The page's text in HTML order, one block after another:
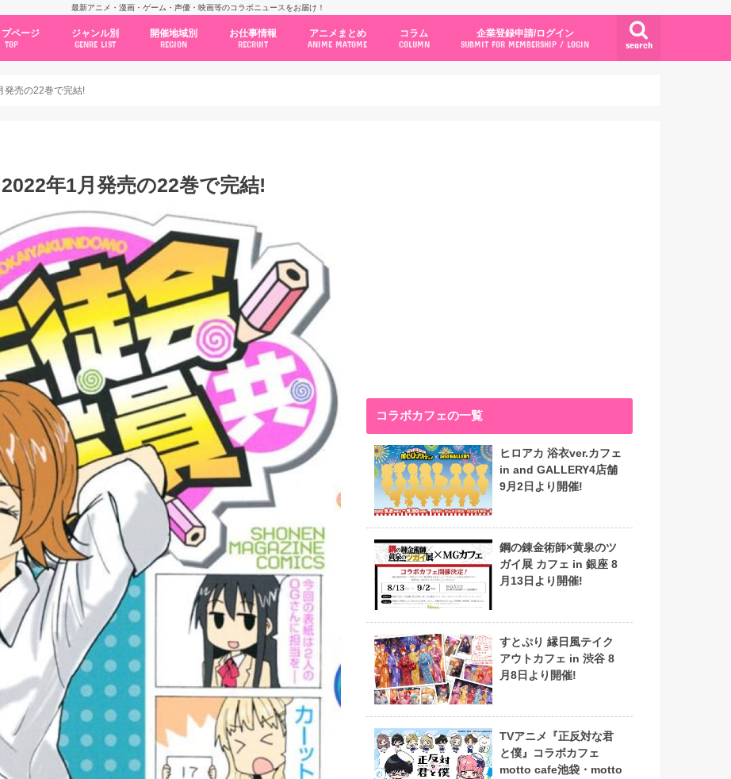
最新アニメ・漫画・ゲーム・声優・映画等のコラボニュースをお届け！
search
プページ
TOP
ジャンル別
GENRE LIST
開催地域別
REGION
お仕事情報
RECRUIT
アニメまとめ
ANIME MATOME
コラム
COLUMN
企業登録申請/ログイン
SUBMIT FOR MEMBERSHIP / LOGIN
発売の22巻で完結!
年1月発売の22巻で完結!
コラボカフェの一覧
ヒロアカ 浴衣ver.カフェ
in and GALLERY4店舗
9月2日より開催!
鋼の錬金術師×黄泉のツ
ガイ展 カフェ in 銀座 8
月13日より開催!
すとぷり 縁日風テイク
アウトカフェ in 渋谷 8
月8日より開催!
TVアニメ『正反対な君
と僕』コラボカフェ
motto cafe池袋・motto